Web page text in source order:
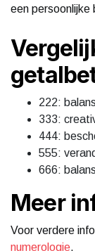
een
222:
333:
444:
555:
666:
Meer
Voor verdere
numerologie.